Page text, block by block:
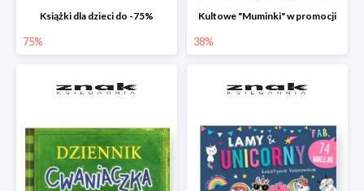
Książki dla dzieci do -75%
75%
Kultowe "Muminki" w promocji
38%